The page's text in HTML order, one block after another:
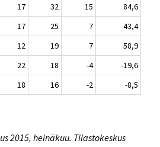
17 32 15
84,6
17 25 7
43,4
12 19 7
58,9
22 18 -4
-19,6
18 16 -2 -8,5
2015, heinäkuu. Tilastokeskus